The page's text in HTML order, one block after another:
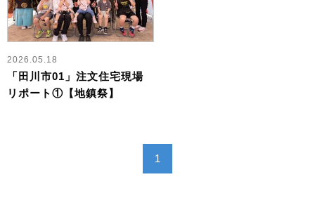
2026.05.18
「田川市01」注文住宅現場
リポート①【地鎮祭】
1